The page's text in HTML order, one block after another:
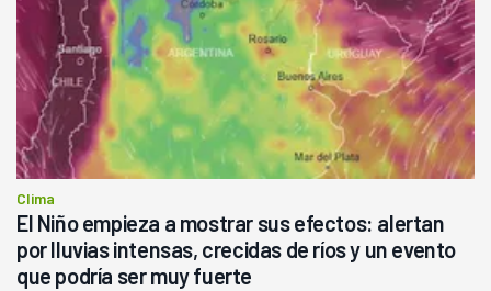
Clima
El Niño empieza a mostrar sus efectos: alertan
por lluvias intensas, crecidas de ríos y un evento
que podría ser muy fuerte